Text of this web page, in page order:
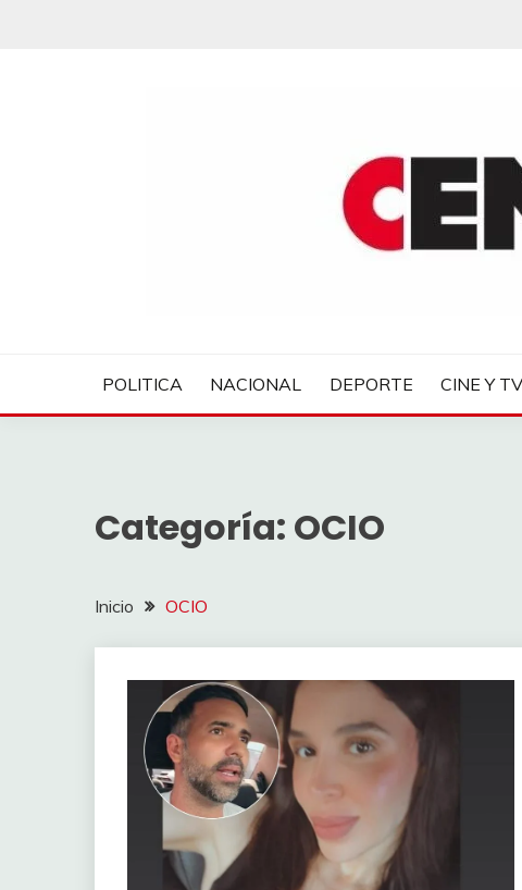
POLITICA NACIONAL DEPORTE CINE Y TV
Categoría: OCIO
Inicio OCIO